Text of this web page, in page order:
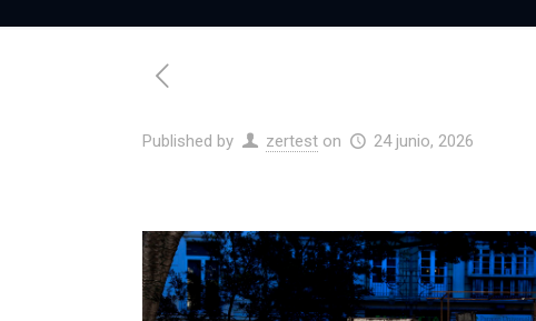
Published by zertest on 24 junio, 2026